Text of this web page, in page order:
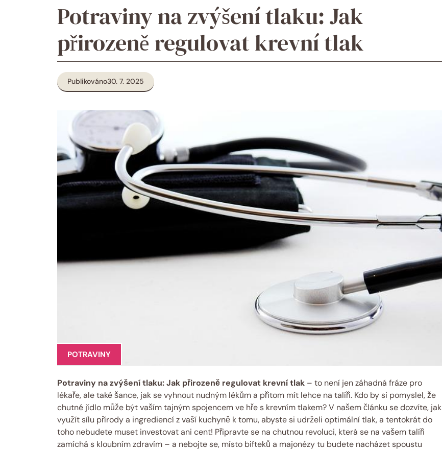
Potraviny na zvýšení tlaku: Jak
přirozeně regulovat krevní tlak
Publikováno30. 7. 2025
POTRAVINY
Potraviny na zvýšení tlaku: Jak přirozeně regulovat krevní tlak – to není jen záhadná fráze pro
lékaře, ale také šance, jak se vyhnout nudným lékům a přitom mít lehce na talíři. Kdo by si pomyslel, že
chutné jídlo může být vaším tajným spojencem ve hře s krevním tlakem? V našem článku se dozvíte, jak
využít sílu přírody a ingrediencí z vaší kuchyně k tomu, abyste si udrželi optimální tlak, a tentokrát do
toho nebudete muset investovat ani cent! Připravte se na chutnou revoluci, která se na vašem talíři
zamíchá s kloubním zdravím – a nebojte se, místo bifteků a majonézy tu budete nacházet spoustu